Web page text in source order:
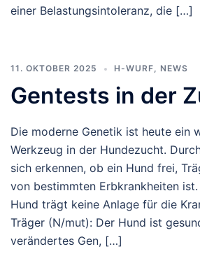
einer Belastungsintoleranz, die […]
11. OKTOBER 2025 H-WURF, NEWS
Gentests in der
Die moderne Genetik ist heute ein
Werkzeug in der Hundezucht.
sich erkennen, ob ein Hund frei,
von bestimmten Erbkrankheiten
Hund trägt keine Anlage für die
Träger (N/mut): Der Hund ist
verändertes Gen, […]